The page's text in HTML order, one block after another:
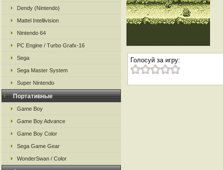
Dendy (Nintendo)
Mattel Intellivision
Nintendo 64
PC Engine / Turbo Grafx-16
Sega
Sega Master System
Super Nintendo
Портативные
Game Boy
Game Boy Advance
Game Boy Color
Sega Game Gear
WonderSwan / Color
Голосуй за игру: